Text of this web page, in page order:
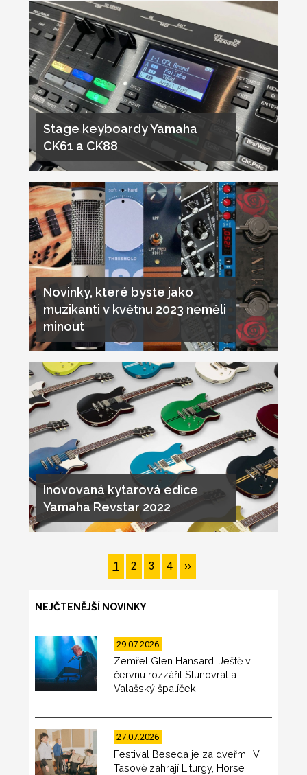
Stage keyboardy Yamaha
CK61 a CK88
Novinky, které byste jako
muzikanti v květnu 2023 neměli
minout
Inovovaná kytarová edice
Yamaha Revstar 2022
Pagination
Page
1 Page
2 Page
3 Page
4
Následující
stránka
››
NEJČTENĚJŠÍ NOVINKY
29.07.2026
Zemřel Glen Hansard. Ještě v
červnu rozzářil Slunovrat a
Valašský špalíček
27.07.2026
Festival Beseda je za dveřmi. V
Tasově zahrají Liturgy, Horse